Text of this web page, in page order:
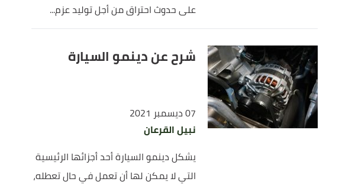
على حدوث احتراق من أجل توليد عزم...
شرح عن دينمو السيارة
07 ديسمبر 2021
نبيل القرعان
يشكل دينمو السيارة أحد أجزائها الرئيسية
التي لا يمكن لها أن تعمل في حال تعطله،